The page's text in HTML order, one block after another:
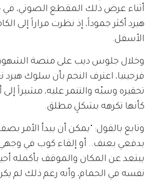
أثناء عرض ذلك المقطع الصوتي، في
هيرد أكثر جموداً، إذ نظرت مراراً إلى
الأسفل.
وخلال جلوس ديب على منصة
فرجينيا، اعترف النجم بأن سلوك
تحقيره وسبّه والتنمر عليه، مشيراً إلى
كأنها تكرهه بشكلٍ مطلق.
وتابع بالقول: "يمكن أن يبدأ الأمر
بدفعي بعنف.. أو إلقاء كوب في وجهي"،
يبتعد عن المكان والموقف بأكمله
نفسه في الحمام، وأنه رغم ذلك لم